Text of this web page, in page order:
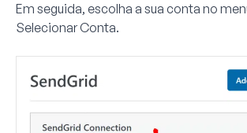
Em seguida, escolha a sua conta no
Selecionar Conta.